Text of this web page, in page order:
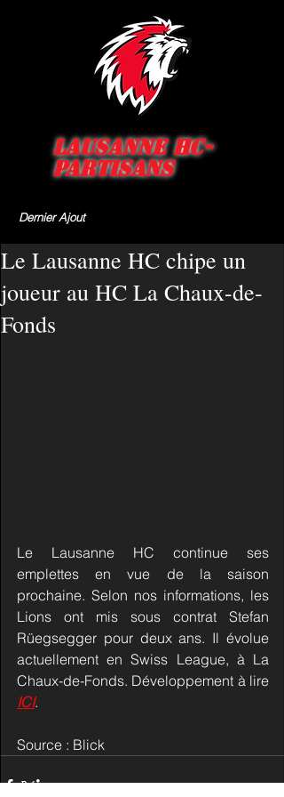
Lausanne HC-
Partisans
Dernier Ajout
Le Lausanne HC chipe un
joueur au HC La Chaux-de-
Fonds
Le Lausanne HC continue ses
emplettes en vue de la saison
prochaine. Selon nos informations, les
Lions ont mis sous contrat Stefan
Rüegsegger pour deux ans. Il évolue
actuellement en Swiss League, à La
ICI.
Source : Blick